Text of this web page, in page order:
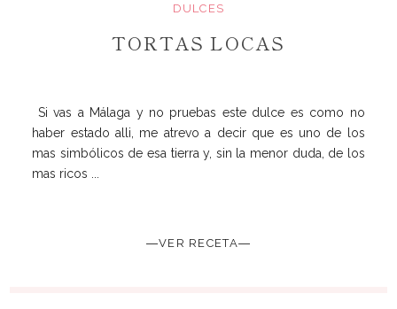
DULCES
TORTAS LOCAS
Si vas a Málaga y no pruebas este dulce es como no
haber estado alli, me atrevo a decir que es uno de los
mas simbólicos de esa tierra y, sin la menor duda, de los
mas ricos ...
―VER RECETA―